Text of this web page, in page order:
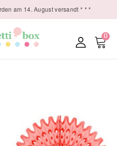
am 14. August versandt * * *
0